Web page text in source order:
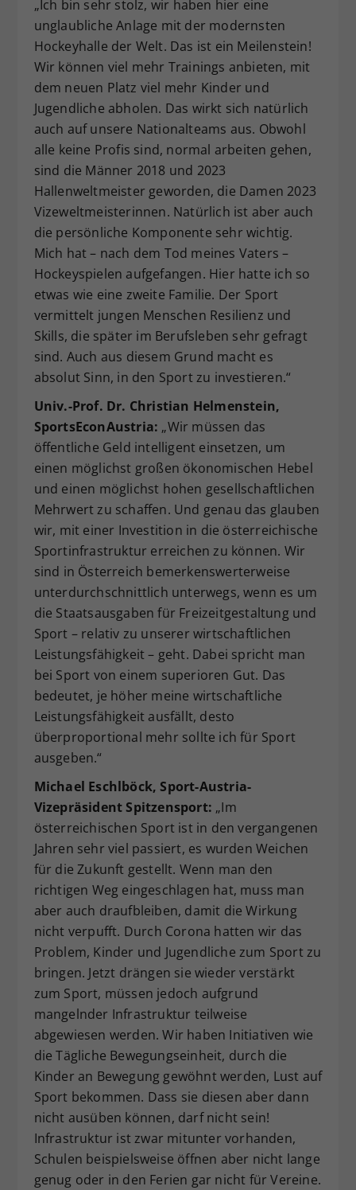
„Ich bin sehr stolz, wir haben hier eine
unglaubliche Anlage mit der modernsten
Hockeyhalle der Welt. Das ist ein Meilenstein!
Wir können viel mehr Trainings anbieten, mit
dem neuen Platz viel mehr Kinder und
Jugendliche abholen. Das wirkt sich natürlich
auch auf unsere Nationalteams aus. Obwohl
alle keine Profis sind, normal arbeiten gehen,
sind die Männer 2018 und 2023
Hallenweltmeister geworden, die Damen 2023
Vizeweltmeisterinnen. Natürlich ist aber auch
die persönliche Komponente sehr wichtig.
Mich hat – nach dem Tod meines Vaters –
Hockeyspielen aufgefangen. Hier hatte ich so
etwas wie eine zweite Familie. Der Sport
vermittelt jungen Menschen Resilienz und
Skills, die später im Berufsleben sehr gefragt
sind. Auch aus diesem Grund macht es
absolut Sinn, in den Sport zu investieren.“
Univ.-Prof. Dr. Christian Helmenstein,
SportsEconAustria: „Wir müssen das
öffentliche Geld intelligent einsetzen, um
einen möglichst großen ökonomischen Hebel
und einen möglichst hohen gesellschaftlichen
Mehrwert zu schaffen. Und genau das glauben
wir, mit einer Investition in die österreichische
Sportinfrastruktur erreichen zu können. Wir
sind in Österreich bemerkenswerterweise
unterdurchschnittlich unterwegs, wenn es um
die Staatsausgaben für Freizeitgestaltung und
Sport – relativ zu unserer wirtschaftlichen
Leistungsfähigkeit – geht. Dabei spricht man
bei Sport von einem superioren Gut. Das
bedeutet, je höher meine wirtschaftliche
Leistungsfähigkeit ausfällt, desto
überproportional mehr sollte ich für Sport
ausgeben.“
Michael Eschlböck, Sport-Austria-
Vizepräsident Spitzensport: „Im
österreichischen Sport ist in den vergangenen
Jahren sehr viel passiert, es wurden Weichen
für die Zukunft gestellt. Wenn man den
richtigen Weg eingeschlagen hat, muss man
aber auch draufbleiben, damit die Wirkung
nicht verpufft. Durch Corona hatten wir das
Problem, Kinder und Jugendliche zum Sport zu
bringen. Jetzt drängen sie wieder verstärkt
zum Sport, müssen jedoch aufgrund
mangelnder Infrastruktur teilweise
abgewiesen werden. Wir haben Initiativen wie
die Tägliche Bewegungseinheit, durch die
Kinder an Bewegung gewöhnt werden, Lust auf
Sport bekommen. Dass sie diesen aber dann
nicht ausüben können, darf nicht sein!
Infrastruktur ist zwar mitunter vorhanden,
Schulen beispielsweise öffnen aber nicht lange
genug oder in den Ferien gar nicht für Vereine.